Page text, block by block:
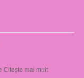
Citește mai mult